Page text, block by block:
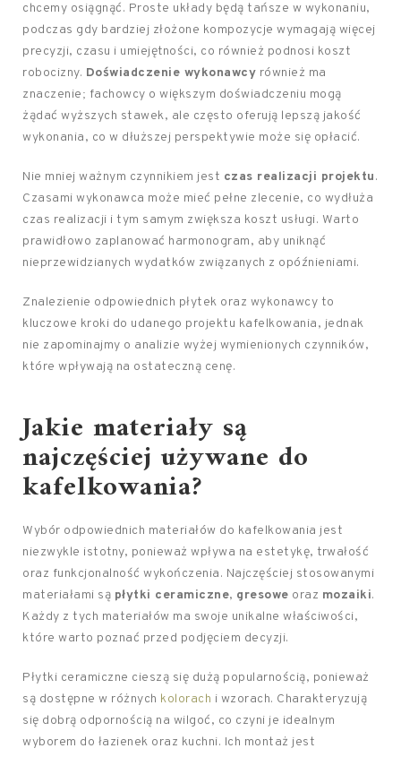
chcemy osiągnąć. Proste układy będą tańsze w wykonaniu,
podczas gdy bardziej złożone kompozycje wymagają więcej
precyzji, czasu i umiejętności, co również podnosi koszt
robocizny. Doświadczenie wykonawcy również ma
znaczenie; fachowcy o większym doświadczeniu mogą
żądać wyższych stawek, ale często oferują lepszą jakość
wykonania, co w dłuższej perspektywie może się opłacić.
Nie mniej ważnym czynnikiem jest czas realizacji projektu.
Czasami wykonawca może mieć pełne zlecenie, co wydłuża
czas realizacji i tym samym zwiększa koszt usługi. Warto
prawidłowo zaplanować harmonogram, aby uniknąć
nieprzewidzianych wydatków związanych z opóźnieniami.
Znalezienie odpowiednich płytek oraz wykonawcy to
kluczowe kroki do udanego projektu kafelkowania, jednak
nie zapominajmy o analizie wyżej wymienionych czynników,
które wpływają na ostateczną cenę.
Jakie materiały są
najczęściej używane do
kafelkowania?
Wybór odpowiednich materiałów do kafelkowania jest
niezwykle istotny, ponieważ wpływa na estetykę, trwałość
oraz funkcjonalność wykończenia. Najczęściej stosowanymi
materiałami są płytki ceramiczne, gresowe oraz mozaiki.
Każdy z tych materiałów ma swoje unikalne właściwości,
które warto poznać przed podjęciem decyzji.
Płytki ceramiczne cieszą się dużą popularnością, ponieważ
są dostępne w różnych kolorach i wzorach. Charakteryzują
się dobrą odpornością na wilgoć, co czyni je idealnym
wyborem do łazienek oraz kuchni. Ich montaż jest